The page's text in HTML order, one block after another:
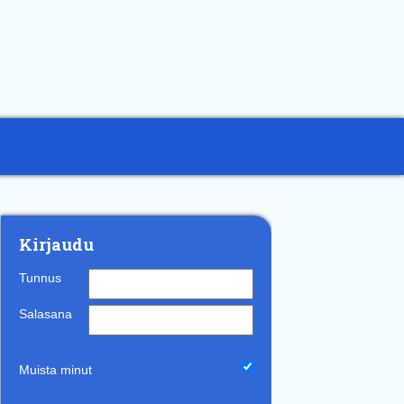
Kirjaudu
Tunnus
Salasana
Muista minut